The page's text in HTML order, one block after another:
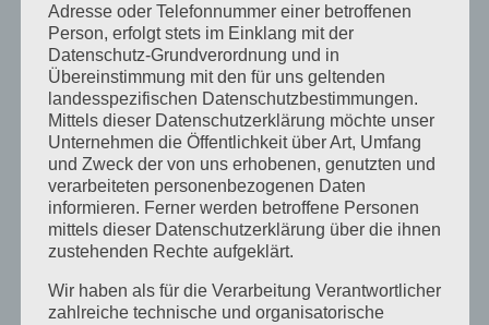
Wimpernstylisten Fortbildung
vonsr-kosmetik|Okt. 20, 2017|Allgemein
Fortbildungen
Wimpernstylisten Fortbildung
Bogesch…
Adresse oder Telefonnummer einer betroffenen
Person, erfolgt stets im Einklang mit der
Datenschutz-Grundverordnung und in
Übereinstimmung mit den für uns geltenden
landesspezifischen Datenschutzbestimmungen.
Mittels dieser Datenschutzerklärung möchte unser
Unternehmen die Öffentlichkeit über Art, Umfang
und Zweck der von uns erhobenen, genutzten und
verarbeiteten personenbezogenen Daten
informieren. Ferner werden betroffene Personen
mittels dieser Datenschutzerklärung über die ihnen
zustehenden Rechte aufgeklärt.
Wir haben als für die Verarbeitung Verantwortlicher
zahlreiche technische und organisatorische